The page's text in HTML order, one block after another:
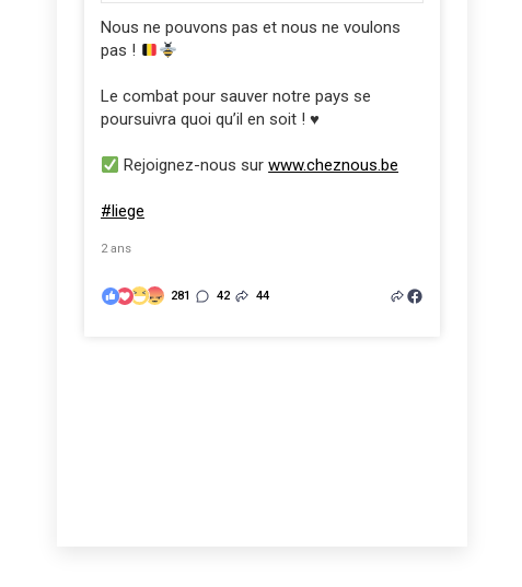
Nous ne pouvons pas et nous ne voulons
pas !
Le combat pour sauver notre pays se
poursuivra quoi qu’il en soit ! ♥️
Rejoignez-nous surwww.cheznous.be
#liege
2 ans
281 42 44